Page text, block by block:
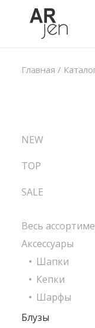
Главная /
NEW
TOP
SALE
Весь
Аксессуары
Шапки
Кепки
Шарфы
Блузы